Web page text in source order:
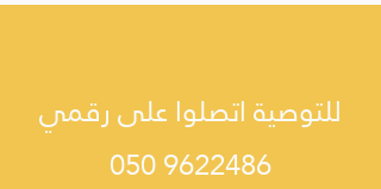
للتوصية اتصلوا على رقمي
050 9622486